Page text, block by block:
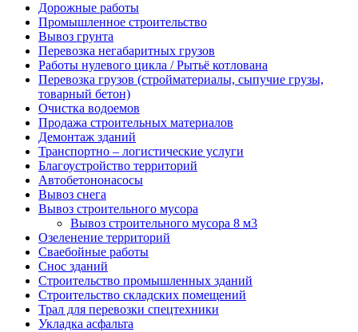
Дорожные работы
Промышленное строительство
Вывоз грунта
Перевозка негабаритных грузов
Работы нулевого цикла / Рытьё котлована
Перевозка грузов (стройматериалы, сыпучие грузы,
товарный бетон)
Очистка водоемов
Продажа строительных материалов
Демонтаж зданий
Транспортно – логистические услуги
Благоустройство территорий
Автобетононасосы
Вывоз снега
Вывоз строительного мусора
Вывоз строительного мусора 8 м3
Озеленение территорий
Сваебойные работы
Снос зданий
Строительство промышленных зданий
Строительство складских помещений
Трал для перевозки спецтехники
Укладка асфальта